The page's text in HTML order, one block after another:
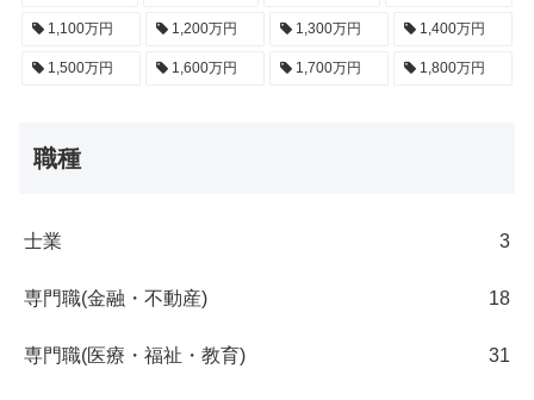
1,100万円 1,200万円 1,300万円 1,400万円
1,500万円 1,600万円 1,700万円 1,800万円
職種
士業 3
専門職(金融・不動産) 18
専門職(医療・福祉・教育) 31